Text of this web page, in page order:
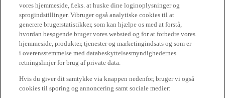
vores hjemmeside, f.eks. at huske dine loginoplysninger og
sprogindstillinger. Vibruger også analytiske cookies til at
generere brugerstatistikker, som kan hjælpe os med at forstå,
hvordan besøgende bruger vores websted og for at forbedre vores
hjemmeside, produkter, tjenester og marketingindsats og som er
i overensstemmelse med databeskyttelsesmyndighedernes
retningslinjer for brug af private data.
Hvis du giver dit samtykke via knappen nedenfor, bruger vi også
cookies til sporing og annoncering samt sociale medier: